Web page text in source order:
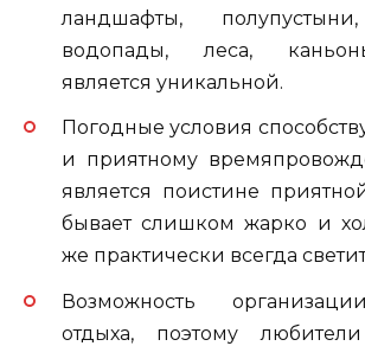
ландшафты,
водопады, леса,
является уникальной.
Погодные условия
и приятному
является поистине
бывает слишком жарко и
же практически всегда
Возможность
отдыха, поэтому